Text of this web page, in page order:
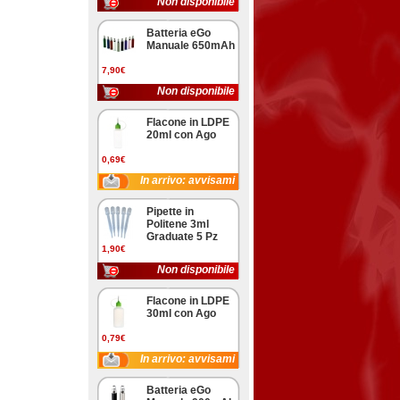
7,90€
Batteria eGo
Manuale 650mAh
Non disponibile
0,69€
Flacone in LDPE
20ml con Ago
In arrivo: avvisami
1,90€
Pipette in
Politene 3ml
Graduate 5 Pz
Non disponibile
0,79€
Flacone in LDPE
30ml con Ago
In arrivo: avvisami
Batteria eGo